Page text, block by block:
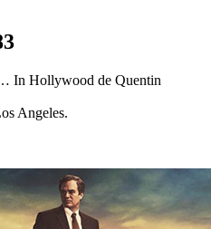
In Hollywood de Quentin
Angeles.